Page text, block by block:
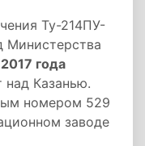
Ту-214ПУ-
Министерства
года
Казанью.
номером 529
заводе